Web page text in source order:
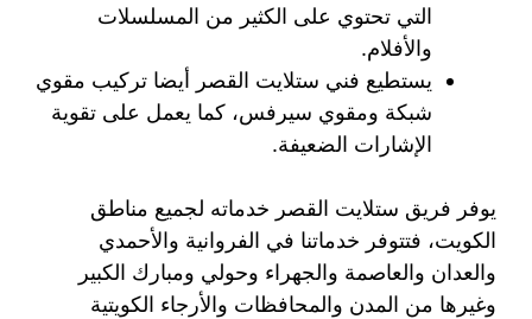
التي تحتوي على الكثير من المسلسلات
والأفلام.
يستطيع فني ستلايت القصر أيضا تركيب مقوي
شبكة ومقوي سيرفس، كما يعمل على تقوية
الإشارات الضعيفة.
يوفر فريق ستلايت القصر خدماته لجميع مناطق
الكويت، فتتوفر خدماتنا في الفروانية والأحمدي
والعدان والعاصمة والجهراء وحولي ومبارك الكبير
وغيرها من المدن والمحافظات والأرجاء الكويتية